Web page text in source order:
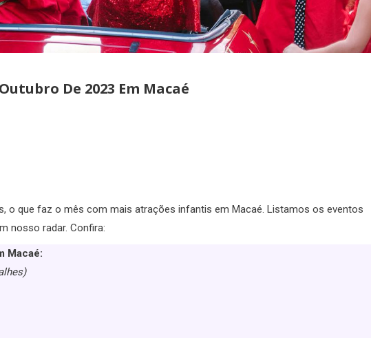
De 2023 Em Macaé
o que faz o mês com mais atrações infantis em Macaé. Listamos os eventos
nosso radar. Confira:
Macaé: